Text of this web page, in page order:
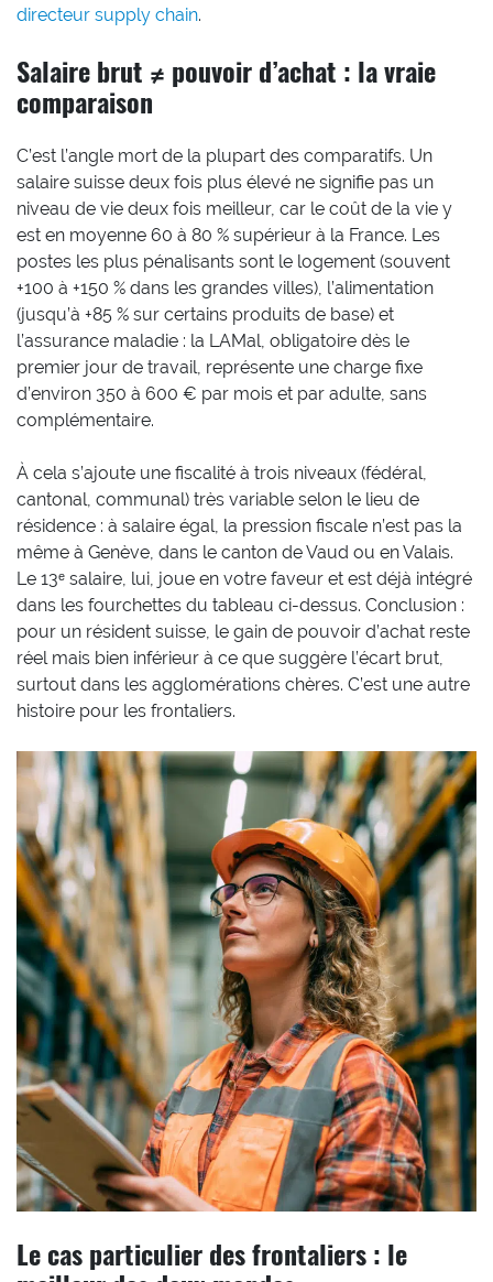
directeur supply chain.
Salaire brut ≠ pouvoir d’achat : la vraie
comparaison
C’est l’angle mort de la plupart des comparatifs. Un
salaire suisse deux fois plus élevé ne signifie pas un
niveau de vie deux fois meilleur, car le coût de la vie y
est en moyenne 60 à 80 % supérieur à la France. Les
postes les plus pénalisants sont le logement (souvent
+100 à +150 % dans les grandes villes), l’alimentation
(jusqu’à +85 % sur certains produits de base) et
l’assurance maladie : la LAMal, obligatoire dès le
premier jour de travail, représente une charge fixe
d’environ 350 à 600 € par mois et par adulte, sans
complémentaire.
À cela s’ajoute une fiscalité à trois niveaux (fédéral,
cantonal, communal) très variable selon le lieu de
résidence : à salaire égal, la pression fiscale n’est pas la
même à Genève, dans le canton de Vaud ou en Valais.
Le 13ᵉ salaire, lui, joue en votre faveur et est déjà intégré
dans les fourchettes du tableau ci-dessus. Conclusion :
pour un résident suisse, le gain de pouvoir d’achat reste
réel mais bien inférieur à ce que suggère l’écart brut,
surtout dans les agglomérations chères. C’est une autre
histoire pour les frontaliers.
Le cas particulier des frontaliers : le